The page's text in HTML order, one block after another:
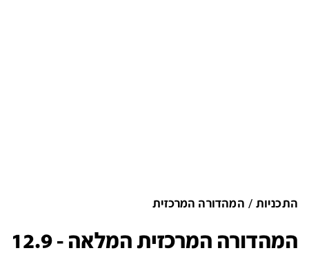
התכניות המהדורה המרכזית
המהדורה המרכזית המלאה - 12.9